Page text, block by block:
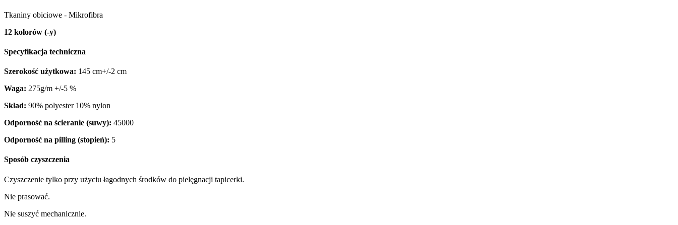
Tkaniny obiciowe - Mikrofibra
12 kolorów (-y)
Specyfikacja techniczna
Szerokość użytkowa: 145 cm+/-2 cm
Waga: 275g/m +/-5 %
Skład: 90% polyester 10% nylon
Odporność na ścieranie (suwy): 45000
Odporność na pilling (stopień): 5
Sposób czyszczenia
Czyszczenie tylko przy użyciu łagodnych środków do pielęgnacji tapicerki.
Nie prasować.
Nie suszyć mechanicznie.